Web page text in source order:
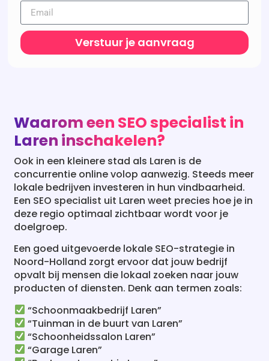
Verstuur je aanvraag
Waarom een SEO specialist in
Laren inschakelen?
Ook in een kleinere stad als Laren is de
concurrentie online volop aanwezig. Steeds meer
lokale bedrijven investeren in hun vindbaarheid.
Een SEO specialist uit Laren weet precies hoe je in
deze regio optimaal zichtbaar wordt voor je
doelgroep.
Een goed uitgevoerde lokale SEO-strategie in
Noord-Holland zorgt ervoor dat jouw bedrijf
opvalt bij mensen die lokaal zoeken naar jouw
producten of diensten. Denk aan termen zoals:
“Schoonmaakbedrijf Laren”
“Tuinman in de buurt van Laren”
“Schoonheidssalon Laren”
“Garage Laren”